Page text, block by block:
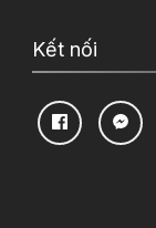
Kết nối